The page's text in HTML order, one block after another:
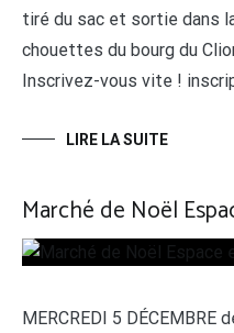
tiré du sac et sortie dans
chouettes du bourg du
Inscrivez-vous vite !
LIRE LA SUITE
Marché de Noël
MERCREDI 5 DÉCEMBRE